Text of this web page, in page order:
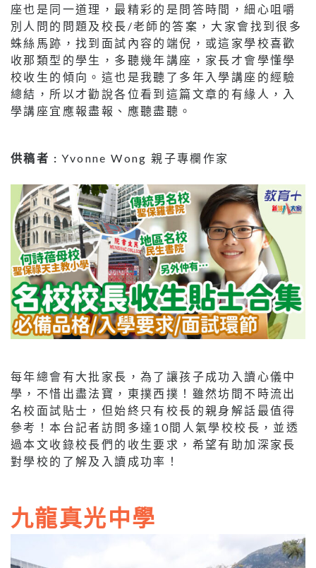
座也是同一道理，最精彩的是問答時間，細心咀嚼
別人問的問題及校長/老師的答案，大家會找到很多
蛛絲馬跡，找到面試內容的端倪，或這家學校喜歡
收那類型的學生，多聽幾年講座，家長才會學懂學
校收生的傾向。這也是我聽了多年入學講座的經驗
總結，所以才勸說各位看到這篇文章的有緣人，入
學講座宜應報盡報、應聽盡聽。
供稿者 : Yvonne Wong 親子專欄作家
每年總會有大批家長，為了讓孩子成功入讀心儀中
學，不惜出盡法寶，東撲西撲！雖然坊間不時流出
名校面試貼士，但始終只有校長的親身解話最值得
參考！本台記者訪問多達10間人氣學校校長，並透
過本文收錄校長們的收生要求，希望有助加深家長
對學校的了解及入讀成功率！
九龍真光中學